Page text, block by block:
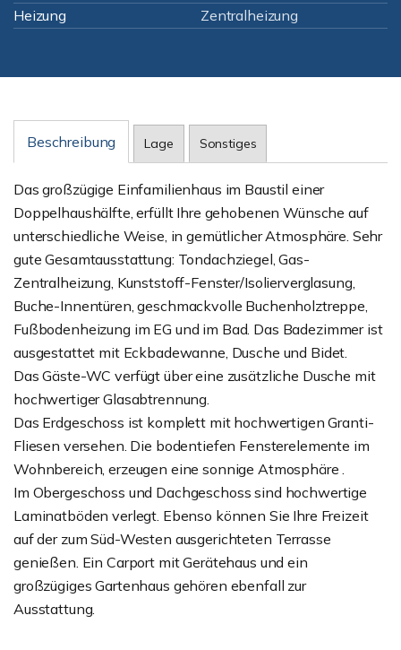
Heizung
Zentralheizung
Beschreibung Lage Sonstiges
Das großzügige Einfamilienhaus im Baustil einer
Doppelhaushälfte, erfüllt Ihre gehobenen Wünsche auf
unterschiedliche Weise, in gemütlicher Atmosphäre. Sehr
gute Gesamtausstattung: Tondachziegel, Gas-
Zentralheizung, Kunststoff-Fenster/Isolierverglasung,
Buche-Innentüren, geschmackvolle Buchenholztreppe,
Fußbodenheizung im EG und im Bad. Das Badezimmer ist
ausgestattet mit Eckbadewanne, Dusche und Bidet.
Das Gäste-WC verfügt über eine zusätzliche Dusche mit
hochwertiger Glasabtrennung.
Das Erdgeschoss ist komplett mit hochwertigen Granti-
Fliesen versehen. Die bodentiefen Fensterelemente im
Wohnbereich, erzeugen eine sonnige Atmosphäre .
Im Obergeschoss und Dachgeschoss sind hochwertige
Laminatböden verlegt. Ebenso können Sie Ihre Freizeit
auf der zum Süd-Westen ausgerichteten Terrasse
genießen. Ein Carport mit Gerätehaus und ein
großzügiges Gartenhaus gehören ebenfall zur
Ausstattung.